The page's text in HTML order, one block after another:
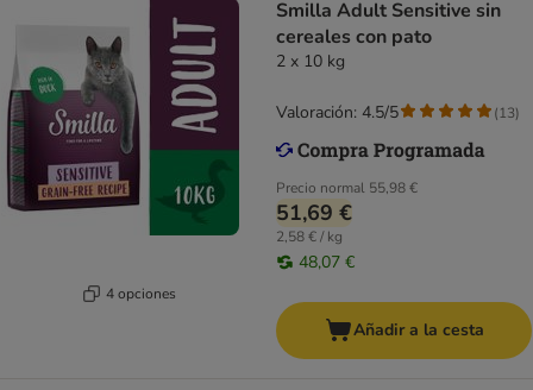
4 opciones
Smilla Adult Sensitive sin
cereales con pato
2 x 10 kg
Precio normal 55,98 €
51,69 €
2,58 € / kg
48,07 €
Valoración: 4.5/5 (13)
Añadir a la cesta